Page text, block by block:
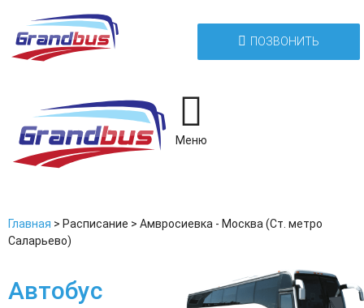
ПОЗВОНИТЬ
Меню
Главная > Расписание > Амвросиевка - Москва (Ст. метро
Саларьево)
Автобус